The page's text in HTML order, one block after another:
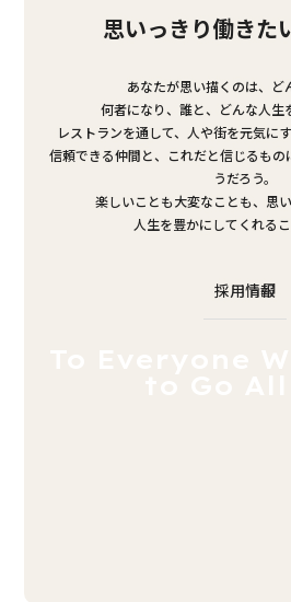
思いっきり働きた
あなたが思い描くのは、ど
何者になり、誰と、どんな人生
レストランを通して、人や街を元気に
信頼できる仲間と、これだと信じるも
うだろう。
楽しいことも大変なことも、思
人生を豊かにしてくれるこ
採用情報